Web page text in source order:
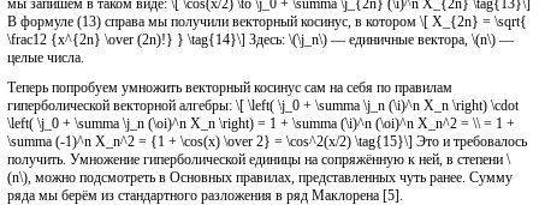
В формуле (13) справа мы получили векторный косинус, в котором \[ X_{2n} = \sqrt{
\frac12 {x^{2n} \over (2n)!} } \tag{14}\] Здесь: \(\j_n\) — единичные вектора, \(n\) —
целые числа.
Теперь попробуем умножить векторный косинус сам на себя по правилам
гиперболической векторной алгебры: \[ \left( \j_0 + \summa \j_n (\i)^n X_n \right) \cdot
\left( \j_0 + \summa \j_n (\oi)^n X_n \right) = 1 + \summa (\i)^n (\oi)^n X_n^2 = \\ = 1 +
\summa (-1)^n X_n^2 = {1 + \cos(x) \over 2} = \cos^2(x/2) \tag{15}\] Это и требовалось
получить. Умножение гиперболической единицы на сопряжённую к ней, в степени \
(n\), можно подсмотреть в Основных правилах, представленных чуть ранее. Сумму
ряда мы берём из стандартного разложения в ряд Маклорена [5].